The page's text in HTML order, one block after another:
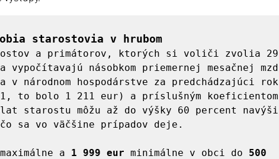
starostovia v hrubom
a primátorov, ktorých si voliči zvolia
vypočítavajú násobkom priemernej mesačnej
v národnom hospodárstve za predchádzajúci
to bolo 1 211 eur) a príslušným
starostu môžu až do výšky 60 percent
sa vo väčšine prípadov deje.
maximálne a 1 999 eur minimálne v obci do 500